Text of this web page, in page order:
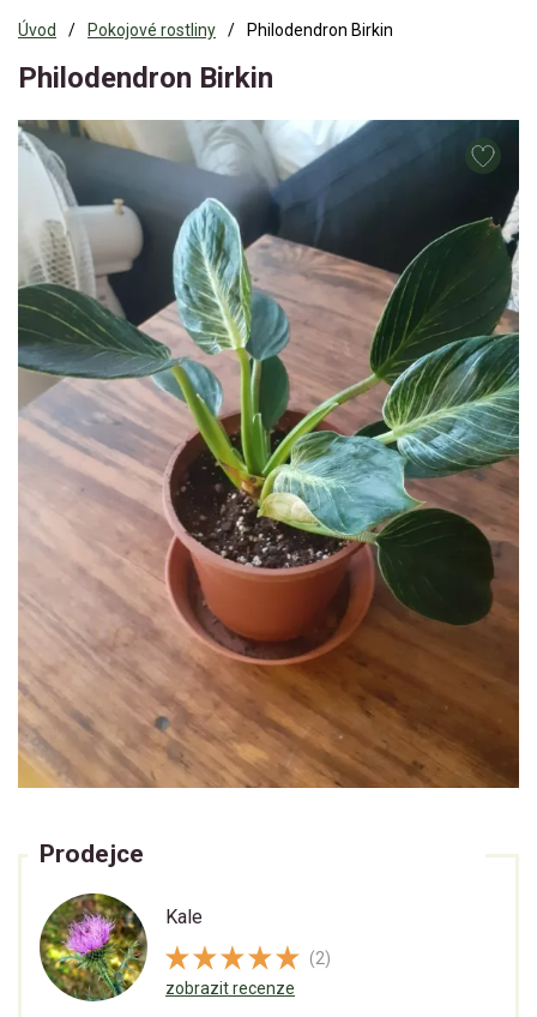
Úvod Pokojové rostliny Philodendron Birkin
Philodendron Birkin
Prodejce
Kale
(2)
zobrazit recenze